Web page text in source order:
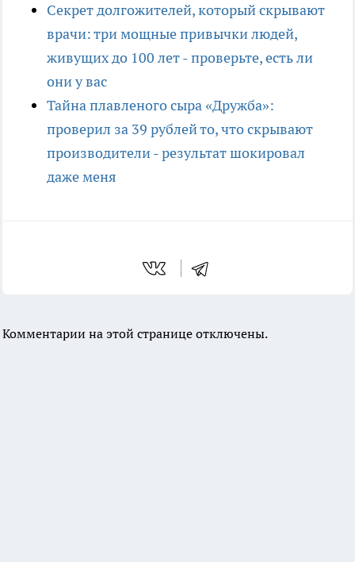
Секрет долгожителей, который скрывают
врачи: три мощные привычки людей,
живущих до 100 лет - проверьте, есть ли
они у вас
Тайна плавленого сыра «Дружба»:
проверил за 39 рублей то, что скрывают
производители - результат шокировал
даже меня
Комментарии на этой странице отключены.